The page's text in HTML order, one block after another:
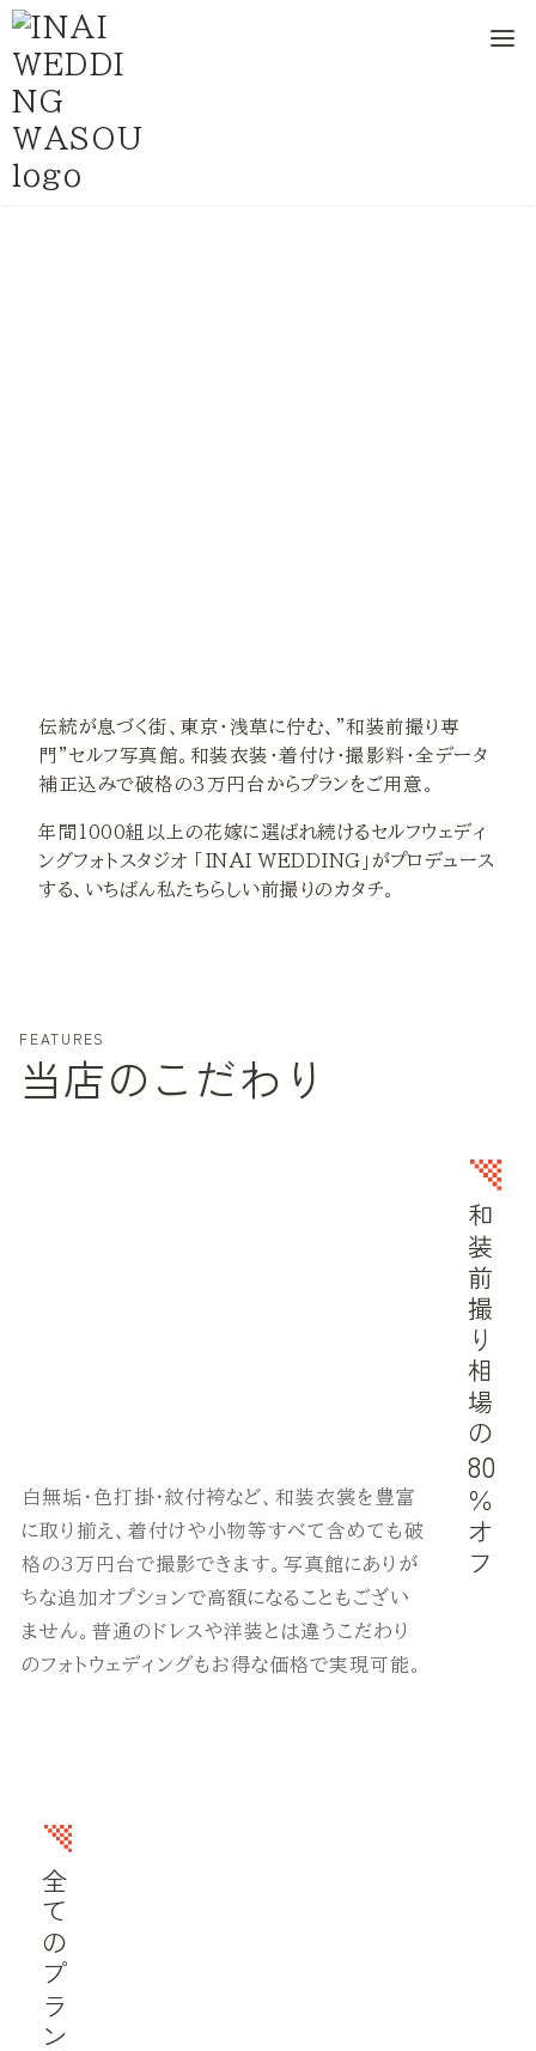
テ
移
動
伝統が息づく街、東京・浅草に佇む、”和装前撮り専
門”セルフ写真館。和装衣装・着付け・撮影料・全データ
補正込みで破格の3万円台からプランをご用意。
年間1000組以上の花嫁に選ばれ続けるセルフウェディ
ングフォトスタジオ 「INAI WEDDING」がプロデュース
する、いちばん私たちらしい前撮りのカタチ。
FEATURES
当店のこだわり
白無垢・色打掛・紋付袴など、和装衣裳を豊富
に取り揃え、着付けや小物等すべて含めても破
格の3万円台で撮影できます。写真館にありが
ちな追加オプションで高額になることもござい
ません。普通のドレスや洋装とは違うこだわり
のフォトウェディングもお得な価格で実現可能。
和装前撮り相場の
80
％オフ